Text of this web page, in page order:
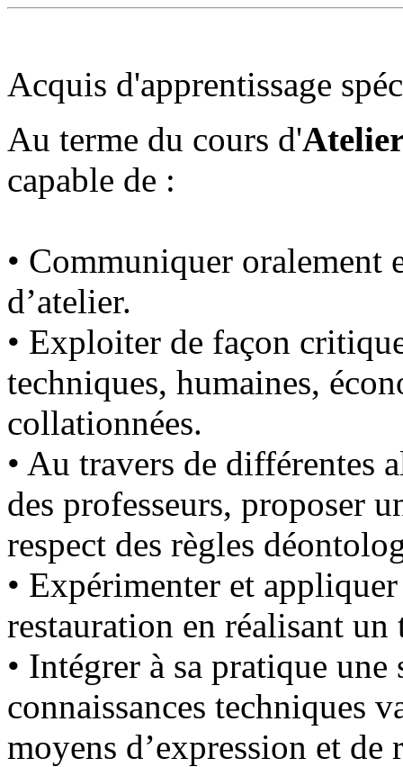
Acquis d'apprentissage
Au terme du cours d'
capable de :
• Communiquer oralement
d’atelier.
• Exploiter de façon
techniques, humaines,
collationnées.
• Au travers de différentes
des professeurs, proposer
respect des règles
• Expérimenter et
restauration en réalisant
• Intégrer à sa pratique
connaissances techniques
moyens d’expression et de